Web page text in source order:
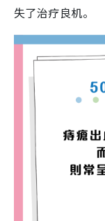
失了治疗良机。